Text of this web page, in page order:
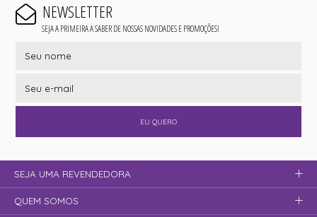
NEWSLETTER
SEJA A PRIMEIRA A SABER DE NOSSAS NOVIDADES E PROMOÇÕES!
EU QUERO
SEJA UMA REVENDEDORA
QUEM SOMOS